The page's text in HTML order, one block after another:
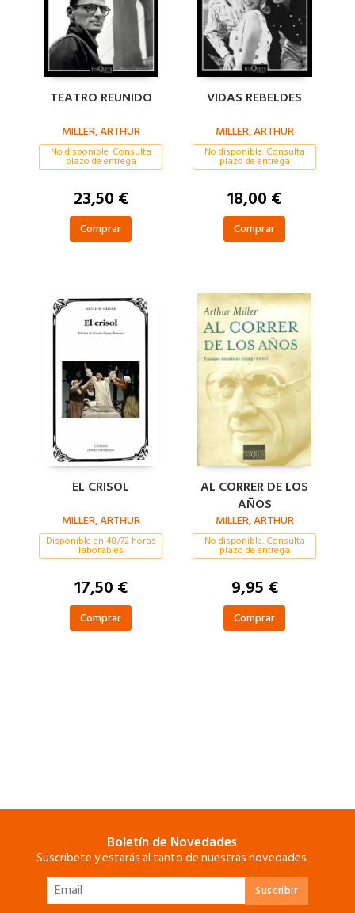
TEATRO REUNIDO
MILLER, ARTHUR
No disponible. Consulta
plazo de entrega
23,50 €
Comprar
VIDAS REBELDES
MILLER, ARTHUR
No disponible. Consulta
plazo de entrega
18,00 €
Comprar
EL CRISOL
MILLER, ARTHUR
Disponible en 48/72 horas
laborables
17,50 €
Comprar
AL CORRER DE LOS
AÑOS
MILLER, ARTHUR
No disponible. Consulta
plazo de entrega
9,95 €
Comprar
Boletín de Novedades
Suscríbete y estarás al tanto de nuestras novedades